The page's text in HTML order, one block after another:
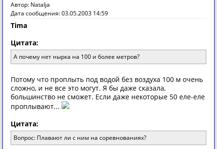
Автор: Natalja
Дата сообщения: 03.05.2003 14:59
Tima
Цитата:
А почему нет нырка на 100 и более метров?
Потому что проплыть под водой без воздуха 100 м очень
сложно, и не все это могут. Я бы даже сказала,
большинство не сможет. Если даже некоторые 50 еле-еле
проплывают...
Цитата:
Вопрос: Плавают ли с ним на соревнованиях?